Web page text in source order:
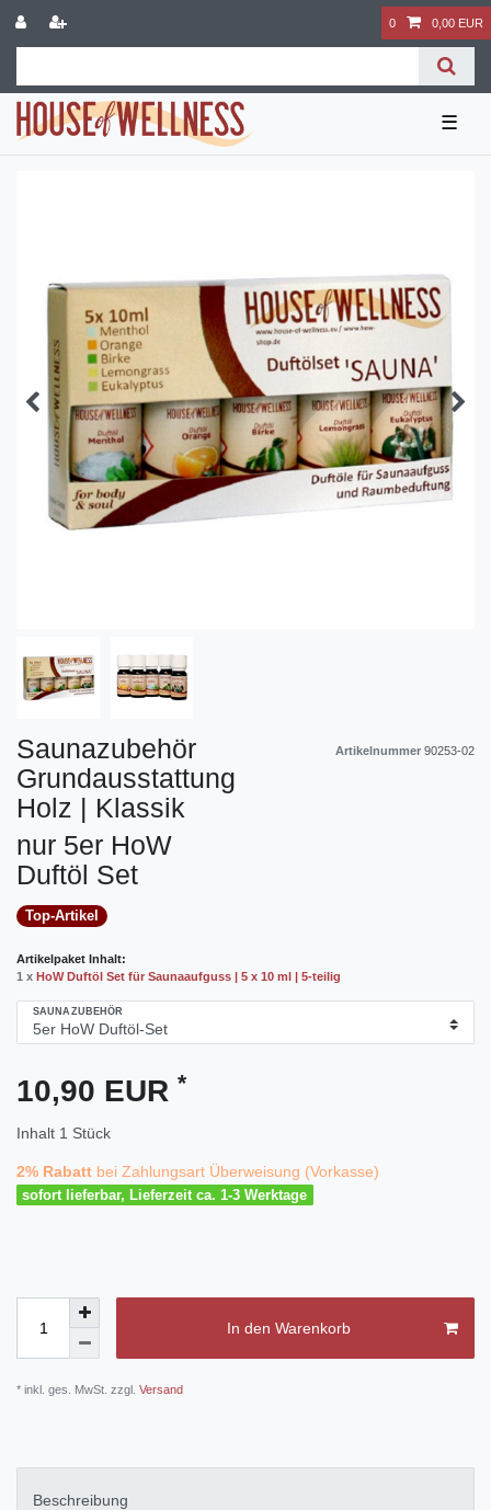
0 0,00 EUR
☰
Saunazubehör
Grundausstattung
Holz | Klassik
nur 5er HoW
Duftöl Set
Artikelnummer 90253-02
Top-Artikel
Artikelpaket Inhalt:
1 x HoW Duftöl Set für Saunaaufguss | 5 x 10 ml | 5-teilig
SAUNAZUBEHÖR
10,90 EUR *
Inhalt 1 Stück
2% Rabatt bei Zahlungsart Überweisung (Vorkasse)
sofort lieferbar, Lieferzeit ca. 1-3 Werktage
In den Warenkorb
* inkl. ges. MwSt. zzgl. Versand
Beschreibung